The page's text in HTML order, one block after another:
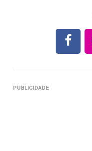
PUBLICIDADE